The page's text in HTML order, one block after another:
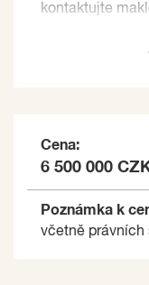
kontaktujte
na základě jím
Cena:
6 500 000
Poznámka k
včetně právních